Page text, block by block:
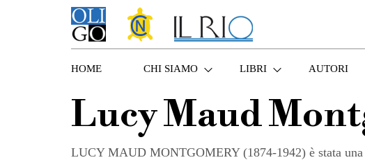
HOME CHI SIAMO LIBRI AUTORI
Lucy Maud
LUCY MAUD MONTGOMERY (1874-1942) è stata